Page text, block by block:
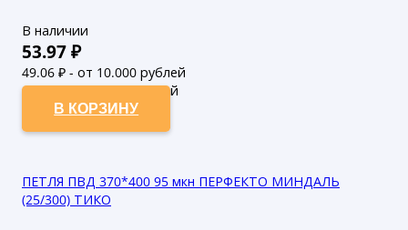
В наличии
53.97₽
49.06 ₽ - от 10.000 рублей
44.6₽ - от 50.000 рублей
В КОРЗИНУ
ПЕТЛЯ ПВД 370*400 95 мкн ПЕРФЕКТО МИНДАЛЬ
(25/300) ТИКО